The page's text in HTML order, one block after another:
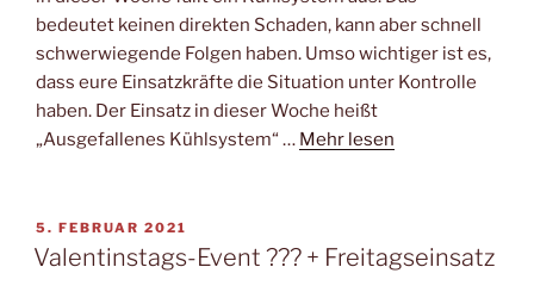
bedeutet keinen direkten Schaden, kann aber schnell
schwerwiegende Folgen haben. Umso wichtiger ist es,
dass eure Einsatzkräfte die Situation unter Kontrolle
haben. Der Einsatz in dieser Woche heißt
„Ausgefallenes Kühlsystem“ … Mehr lesen
VERÖFFENTLICHT
AM
5. FEBRUAR 2021
Valentinstags-Event ??? + Freitagseinsatz